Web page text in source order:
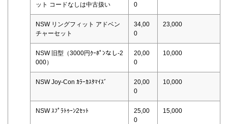
ット コードなしは中古扱い
0
NSW リングフィット アドベン
チャーセット
34,00
0
23,000
NSW 旧型（3000円ｸｰﾎﾟﾝなし-2
000）
20,00
0
10,000
NSW Joy-Con ｶﾗｰｶｽﾀﾏｲｽﾞ
20,00
0
10,000
NSW ｽﾌﾟﾗﾄｩｰﾝ2ｾｯﾄ
25,00
0
15,000